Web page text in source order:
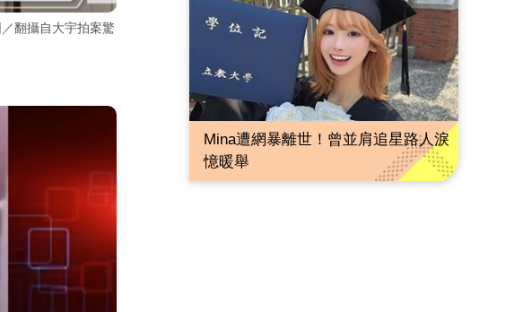
翻攝自大宇拍案驚
Mina遭網暴離世！曾並肩追星路人淚
憶暖舉